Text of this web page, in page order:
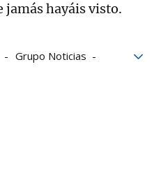
jamás hayáis visto.
Grupo Noticias